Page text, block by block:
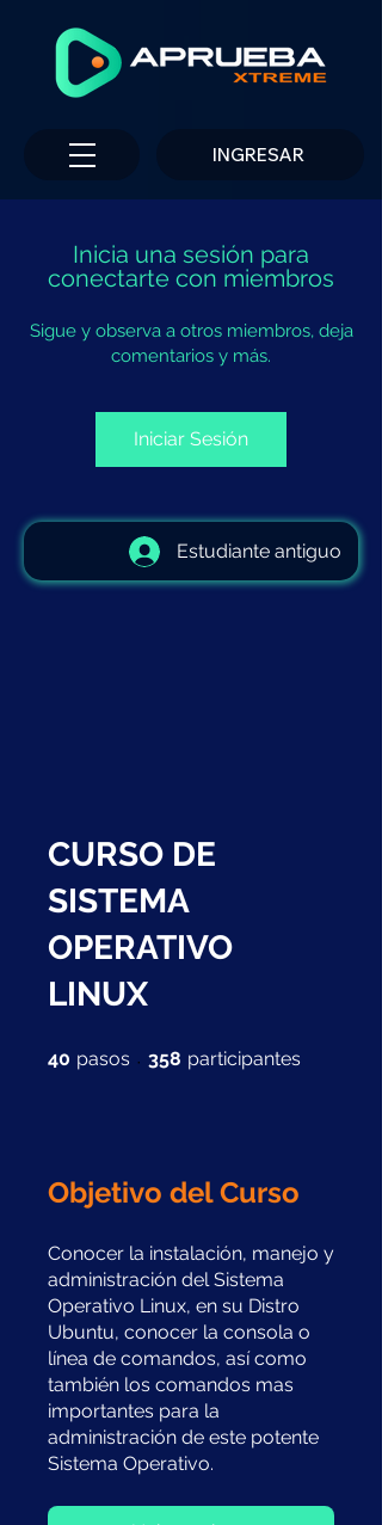
INGRESAR
Inicia una sesión para
conectarte con miembros
Sigue y observa a otros miembros, deja
comentarios y más.
Iniciar Sesión
Estudiante antiguo
CURSO DE
SISTEMA
OPERATIVO
LINUX
40 pasos 40 pasos
358 participantes
Objetivo del Curso
Conocer la instalación, manejo y
administración del Sistema
Operativo Linux, en su Distro
Ubuntu, conocer la consola o
línea de comandos, así como
también los comandos mas
importantes para la
administración de este potente
Sistema Operativo.